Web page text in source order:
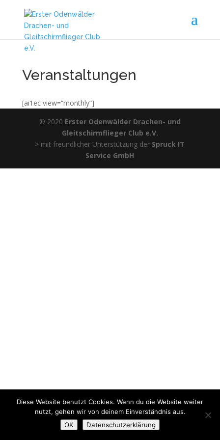
Veranstaltungen
[ai1ec view=“monthly“]
© 2020 Erster Odenwälder Drachen- und
Gleitschirmflieger Club e.V.
> mit freundlicher Unterstützung der Spruck IT
Service GmbH
Diese Website benutzt Cookies. Wenn du die Website weiter
nutzt, gehen wir von deinem Einverständnis aus.
OK
Datenschutzerklärung